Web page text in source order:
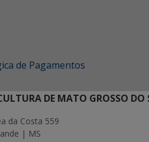
de Pagamentos
DE MATO GROSSO DO
da Costa 559
| MS